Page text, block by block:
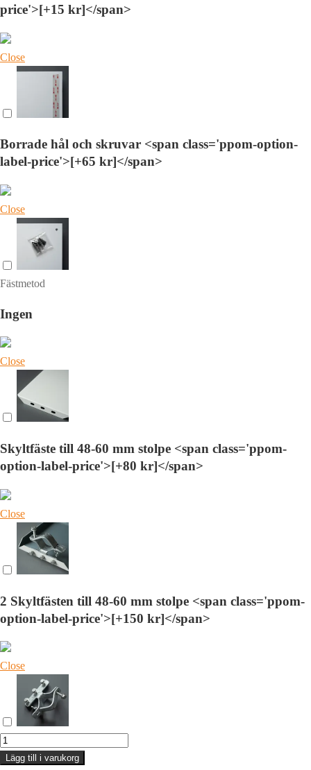
price'>[+15 kr]</span>
Close
Borrade hål och skruvar <span class='ppom-option-
label-price'>[+65 kr]</span>
Close
Fästmetod
Ingen
Close
Skyltfäste till 48-60 mm stolpe <span class='ppom-
option-label-price'>[+80 kr]</span>
Close
2 Skyltfästen till 48-60 mm stolpe <span class='ppom-
option-label-price'>[+150 kr]</span>
Close
Skylt
Lägg till i varukorg